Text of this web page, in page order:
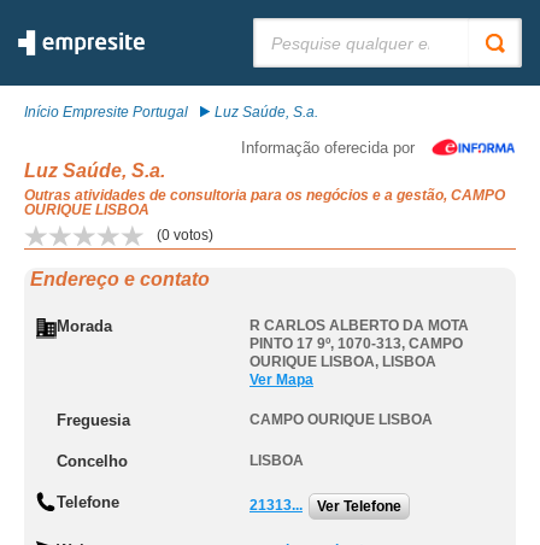
Início Empresite Portugal Luz Saúde, S.a.
Informação oferecida por
Luz Saúde, S.a.
Outras atividades de consultoria para os negócios e a gestão, CAMPO
OURIQUE LISBOA
(0 votos)
Endereço e contato
Morada
R CARLOS ALBERTO DA MOTA
PINTO 17 9º, 1070-313, CAMPO
OURIQUE LISBOA, LISBOA
Ver Mapa
Freguesia CAMPO OURIQUE LISBOA
Concelho LISBOA
Telefone 21313... Ver Telefone